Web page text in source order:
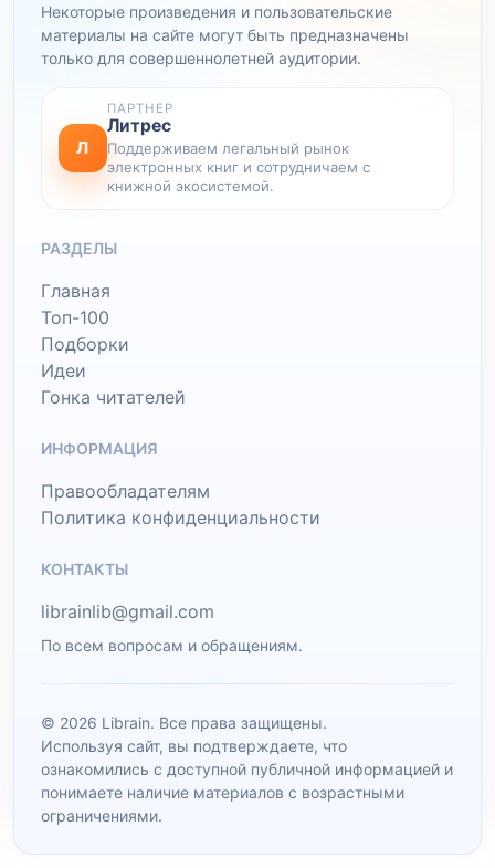
Некоторые произведения и пользовательские
материалы на сайте могут быть предназначены
только для совершеннолетней аудитории.
Л
ПАРТНЕР
Литрес
Поддерживаем легальный рынок
электронных книг и сотрудничаем с
книжной экосистемой.
РАЗДЕЛЫ
Главная
Топ-100
Подборки
Идеи
Гонка читателей
ИНФОРМАЦИЯ
Правообладателям
Политика конфиденциальности
КОНТАКТЫ
librainlib@gmail.com
По всем вопросам и обращениям.
© 2026 Librain. Все права защищены.
Используя сайт, вы подтверждаете, что
ознакомились с доступной публичной информацией и
понимаете наличие материалов с возрастными
ограничениями.